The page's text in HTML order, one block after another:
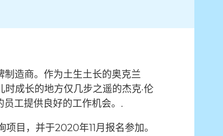
造商。作为土生土长的奥克兰
成长的地方仅几步之遥的杰克·伦
工提供良好的工作机会。.
目，并于2020年11月报名参加。